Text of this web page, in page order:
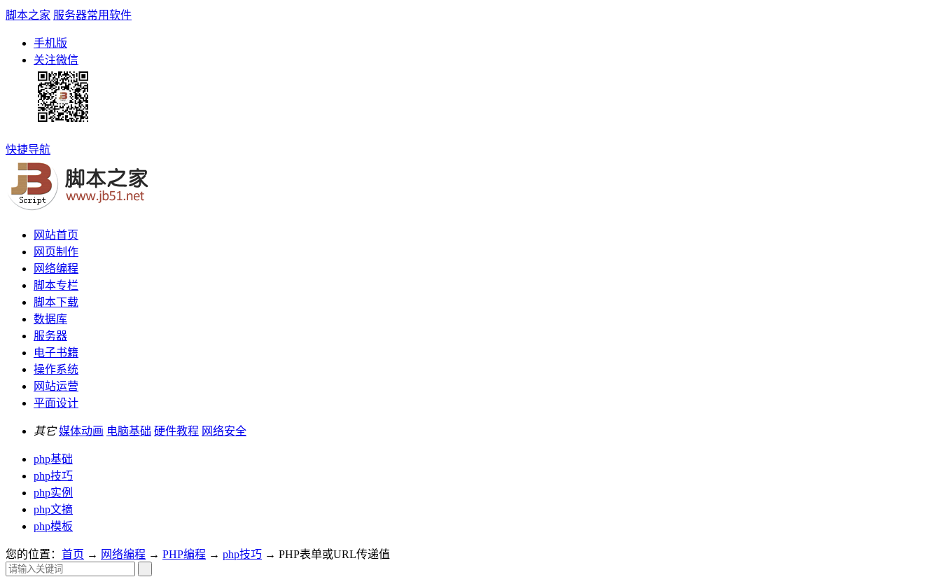
脚本之家 服务器常用软件
手机版
关注微信
快捷导航
网站首页
网页制作
网络编程
脚本专栏
脚本下载
数据库
服务器
电子书籍
操作系统
网站运营
平面设计
其它 媒体动画 电脑基础 硬件教程 网络安全
php基础
php技巧
php实例
php文摘
php模板
您的位置： 首页 → 网络编程 → PHP编程 → php技巧 → PHP表单或URL传递值